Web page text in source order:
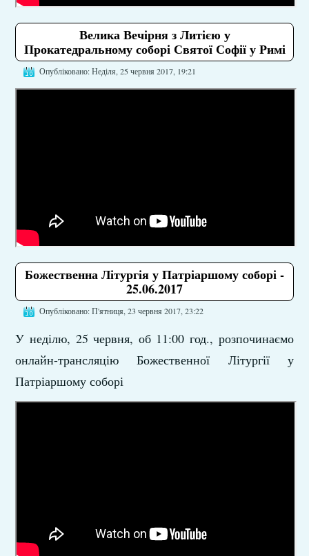
Велика Вечірня з Литією у
Прокатедральному соборі Святої Софії у Римі
Опубліковано: Неділя, 25 червня 2017, 19:21
Божественна Літургія у Патріаршому соборі -
25.06.2017
Опубліковано: П'ятниця, 23 червня 2017, 23:22
У неділю, 25 червня, об 11:00 год., розпочинаємо
онлайн-трансляцію Божественної Літургії у
Патріаршому соборі